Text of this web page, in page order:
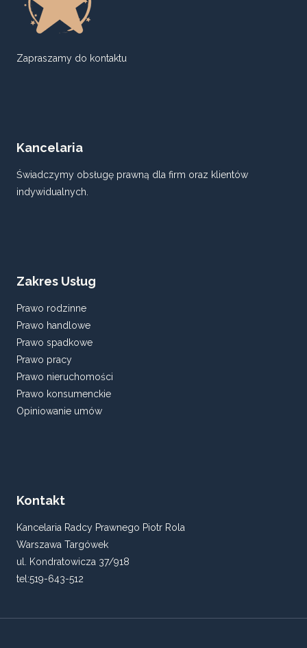
Zapraszamy do kontaktu
Kancelaria
Świadczymy obsługę prawną dla firm oraz klientów
indywidualnych.
Zakres Usług
Prawo rodzinne
Prawo handlowe
Prawo spadkowe
Prawo pracy
Prawo nieruchomości
Prawo konsumenckie
Opiniowanie umów
Kontakt
Kancelaria Radcy Prawnego Piotr Rola
Warszawa Targówek
ul. Kondratowicza 37/918
tel:519-643-512